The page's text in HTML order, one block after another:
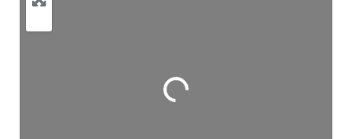
Cargando…